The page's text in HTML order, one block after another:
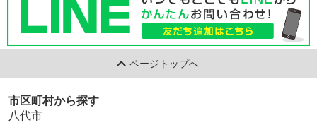
ページトップへ
市区町村から探す
八代市